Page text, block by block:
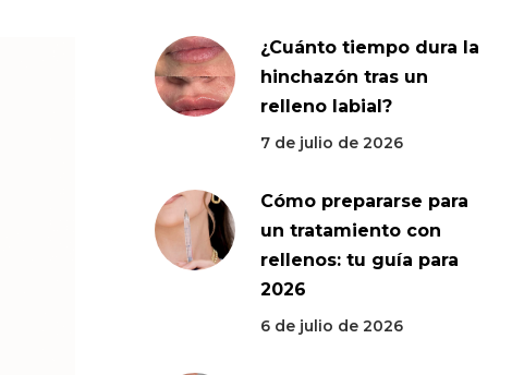
¿Cuánto tiempo dura la
hinchazón tras un
relleno labial?
7 de julio de 2026
Cómo prepararse para
un tratamiento con
rellenos: tu guía para
2026
6 de julio de 2026